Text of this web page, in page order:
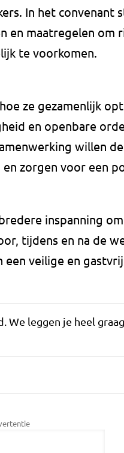
In het convenant
en maatregelen om
te voorkomen.
ze gezamenlijk
en openbare
willen
zorgen voor een
inspanning
tijdens en na de
veilige en
We leggen je heel